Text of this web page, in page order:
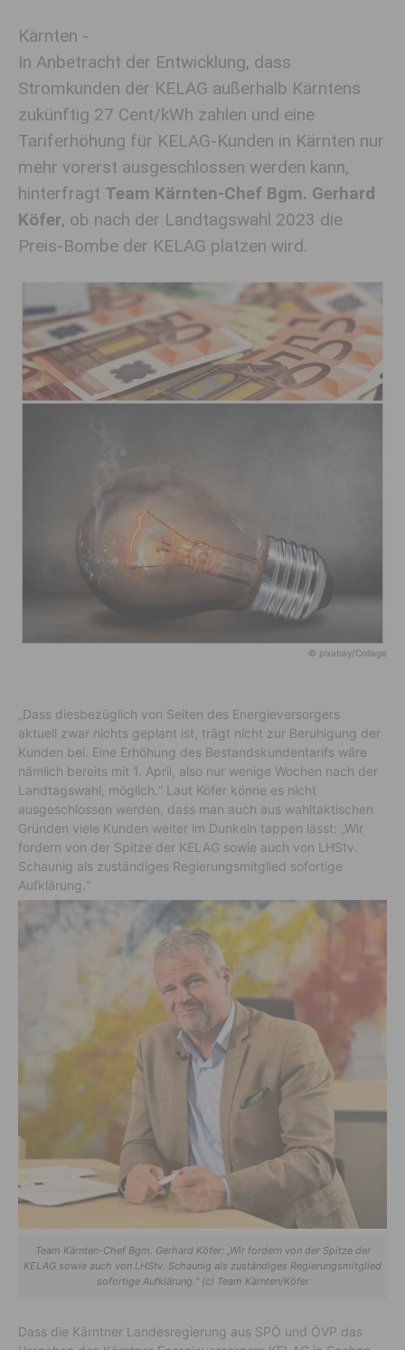
Kärnten -
In Anbetracht der Entwicklung, dass
Stromkunden der KELAG außerhalb Kärntens
zukünftig 27 Cent/kWh zahlen und eine
Tariferhöhung für KELAG-Kunden in Kärnten nur
mehr vorerst ausgeschlossen werden kann,
hinterfragt Team Kärnten-Chef Bgm. Gerhard
Köfer, ob nach der Landtagswahl 2023 die
Preis-Bombe der KELAG platzen wird.
© pixabay/Collage
„Dass diesbezüglich von Seiten des Energieversorgers
aktuell zwar nichts geplant ist, trägt nicht zur Beruhigung der
Kunden bei. Eine Erhöhung des Bestandskundentarifs wäre
nämlich bereits mit 1. April, also nur wenige Wochen nach der
Landtagswahl, möglich.“ Laut Köfer könne es nicht
ausgeschlossen werden, dass man auch aus wahltaktischen
Gründen viele Kunden weiter im Dunkeln tappen lässt: „Wir
fordern von der Spitze der KELAG sowie auch von LHStv.
Schaunig als zuständiges Regierungsmitglied sofortige
Aufklärung.“
Team Kärnten-Chef Bgm. Gerhard Köfer: „Wir fordern von der Spitze der
KELAG sowie auch von LHStv. Schaunig als zuständiges Regierungsmitglied
sofortige Aufklärung.“ (c) Team Kärnten/Köfer
Dass die Kärntner Landesregierung aus SPÖ und ÖVP das